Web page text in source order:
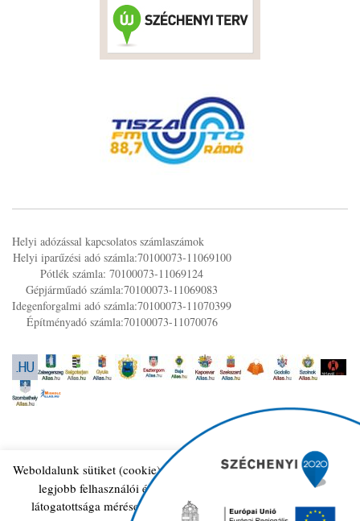
Helyi adózással kapcsolatos számlaszámok
Helyi iparűzési adó számla:70100073-11069100
Pótlék számla: 70100073-11069124
Gépjárműadó számla:70100073-11069083
Idegenforgalmi adó számla:70100073-11070399
Építményadó számla:70100073-11070076
© 2026 Tiszaszolos.hu. All Rights Reserved
Weboldalunk sütiket (cookie) használ működése folyamán, hogy a
legjobb felhasználói élményt nyújthassa Önnek, továbbá
látogatottsága mérése céljából A sütik használatát bármikor